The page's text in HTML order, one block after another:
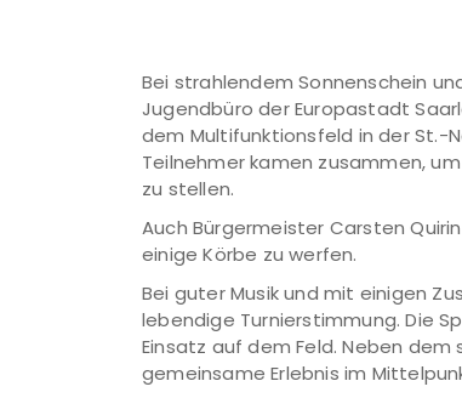
Bei strahlendem Sonnenschein
Jugendbüro der Europastadt
dem Multifunktionsfeld in der St.-
Teilnehmer kamen zusammen,
zu stellen.
Auch Bürgermeister Carsten
einige Körbe zu werfen.
Bei guter Musik und mit einigen
lebendige Turnierstimmung. Die
Einsatz auf dem Feld. Neben
gemeinsame Erlebnis im